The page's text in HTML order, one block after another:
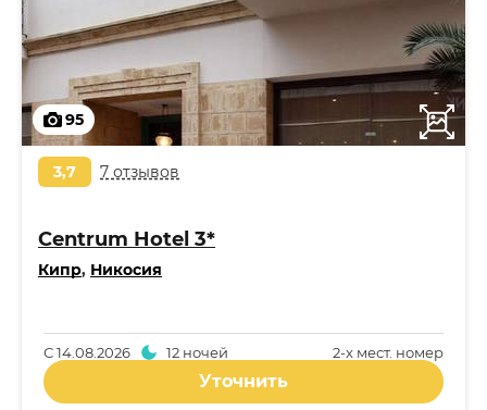
95
3,7 7 отзывов
Centrum Hotel 3*
Кипр, Никосия
2-x мест. номер
С14.08.2026 12 ночей
Уточнить